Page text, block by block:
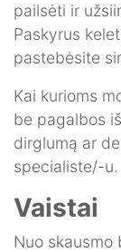
pailsėti ir
Paskyrus
pastebėsite
Kai kurioms
be pagalbos
dirglumą ar
specialiste/-u.
Vaistai
Nuo